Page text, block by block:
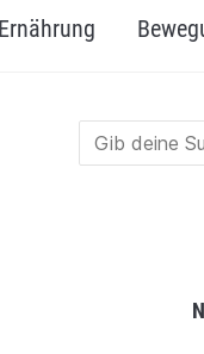
Ernährung